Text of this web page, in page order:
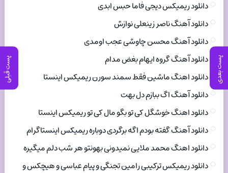
پست بعدی پست قبلی
دانلود ریمیکس دیجی فاما حبس ابدی
دانلود آهنگ ناصر زینعلی نوازش
دانلود آهنگ محسن چاوشی عجب اومدی
دانلود آهنگ گروه ایهام بغض مدام
دانلود اهنگ ماشین فقط سمند سورن ریمیکس اینستا
دانلود آهنگ اگ ببازم دل بهت
دانلود اهنگ خوشگل کی تو بگو مال کی تو ریمیکس اینستا
دانلود آهنگ گفته بودم اگه برگردی دوباره ریمیکس اینستاگرام
دانلود اهنگ محمد ملایی نمیدونی بهونتو هر شب دلم میگیره
دانلود ریمیکس ترکیبی رامین تجنگی و پیام عباسی و هیچکس و